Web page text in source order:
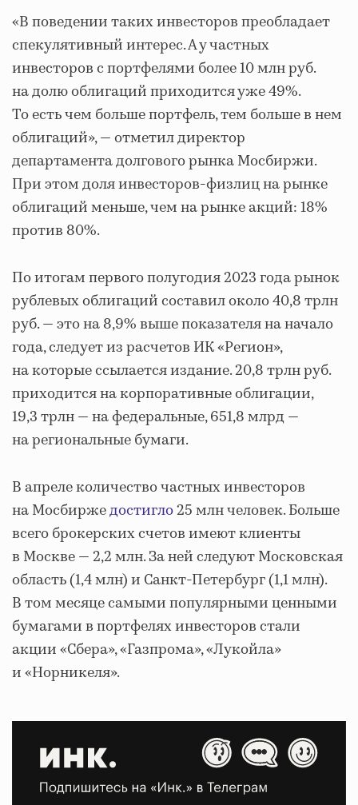
«В поведении таких инвесторов преобладает
спекулятивный интерес. А у частных
инвесторов с портфелями более 10 млн руб.
на долю облигаций приходится уже 49%.
То есть чем больше портфель, тем больше в нем
облигаций», — отметил директор
департамента долгового рынка Мосбиржи.
При этом доля инвесторов-физлиц на рынке
облигаций меньше, чем на рынке акций: 18%
против 80%.
По итогам первого полугодия 2023 года рынок
рублевых облигаций составил около 40,8 трлн
руб. — это на 8,9% выше показателя на начало
года, следует из расчетов ИК «Регион»,
на которые ссылается издание. 20,8 трлн руб.
приходится на корпоративные облигации,
19,3 трлн — на федеральные, 651,8 млрд —
на региональные бумаги.
В апреле количество частных инвесторов
на Мосбиржедостигло25 млн человек. Больше
всего брокерских счетов имеют клиенты
в Москве — 2,2 млн. За ней следуют Московская
область (1,4 млн) и Санкт-Петербург (1,1 млн).
В том месяце самыми популярными ценными
бумагами в портфелях инвесторов стали
акции «Сбера», «Газпрома», «Лукойла»
и «Норникеля».